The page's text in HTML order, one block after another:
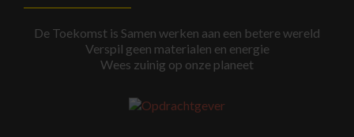
De Toekomst is Samen werken aan een betere wereld
Verspil geen materialen en energie
Wees zuinig op onze planeet